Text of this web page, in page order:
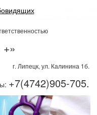
г. Липецк, ул. Калинина 1б.
+7(4742)905-705.